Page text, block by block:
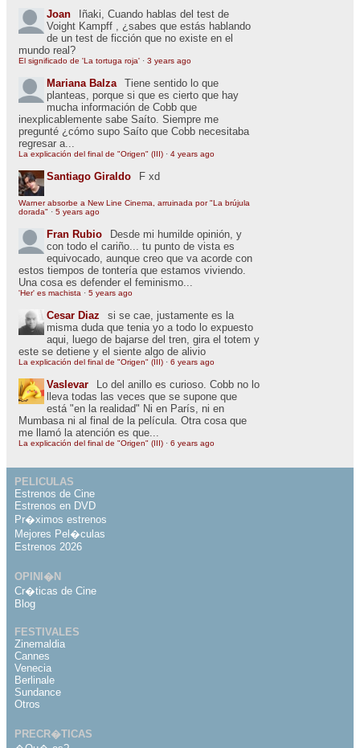
Joan
Iñaki, Cuando hablas del test de
Voight Kampff , ¿sabes que estás hablando
de un test de ficción que no existe en el
mundo real?
El significado de 'La tortuga roja' · 3 years ago
Mariana Balza
Tiene sentido lo que
planteas, porque si que es cierto que hay
mucha información de Cobb que
inexplicablemente sabe Saíto. Siempre me
pregunté ¿cómo supo Saíto que Cobb necesitaba
regresar a...
La explicación del final de "Origen" (III) · 4 years ago
Santiago Giraldo F xd
Warner absorbe a New Line Cinema, arruinada por "La brújula
dorada" · 5 years ago
Fran Rubio
Desde mi humilde opinión, y
con todo el cariño... tu punto de vista es
equivocado, aunque creo que va acorde con
estos tiempos de tontería que estamos viviendo.
Una cosa es defender el feminismo...
'Her' es machista · 5 years ago
Cesar Diaz
si se cae, justamente es la
misma duda que tenia yo a todo lo expuesto
aqui, luego de bajarse del tren, gira el totem y
este se detiene y el siente algo de alivio
La explicación del final de "Origen" (III) · 6 years ago
Vaslevar
Lo del anillo es curioso. Cobb no lo
lleva todas las veces que se supone que
está "en la realidad" Ni en París, ni en
Mumbasa ni al final de la película. Otra cosa que
me llamó la atención es que...
La explicación del final de "Origen" (III) · 6 years ago
PELICULAS
Estrenos de Cine
Estrenos en DVD
Pr�ximos estrenos
Mejores Pel�culas
Estrenos 2026
OPINI�N
Cr�ticas de Cine
Blog
FESTIVALES
Zinemaldia
Cannes
Venecia
Berlinale
Sundance
Otros
PRECR�TICAS